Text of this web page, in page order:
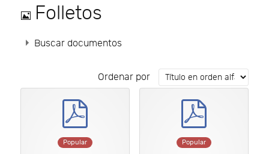
Imagen
Folletos
Buscar documentos
Ordenar por
Popular Popular